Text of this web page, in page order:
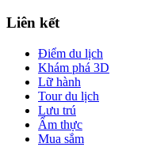
Liên kết
Điểm du lịch
Khám phá 3D
Lữ hành
Tour du lịch
Lưu trú
Ẩm thực
Mua sắm